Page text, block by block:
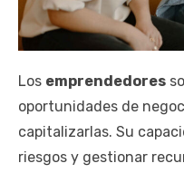
Los emprendedores
oportunidades de
capitalizarlas. Su
riesgos y gestionar